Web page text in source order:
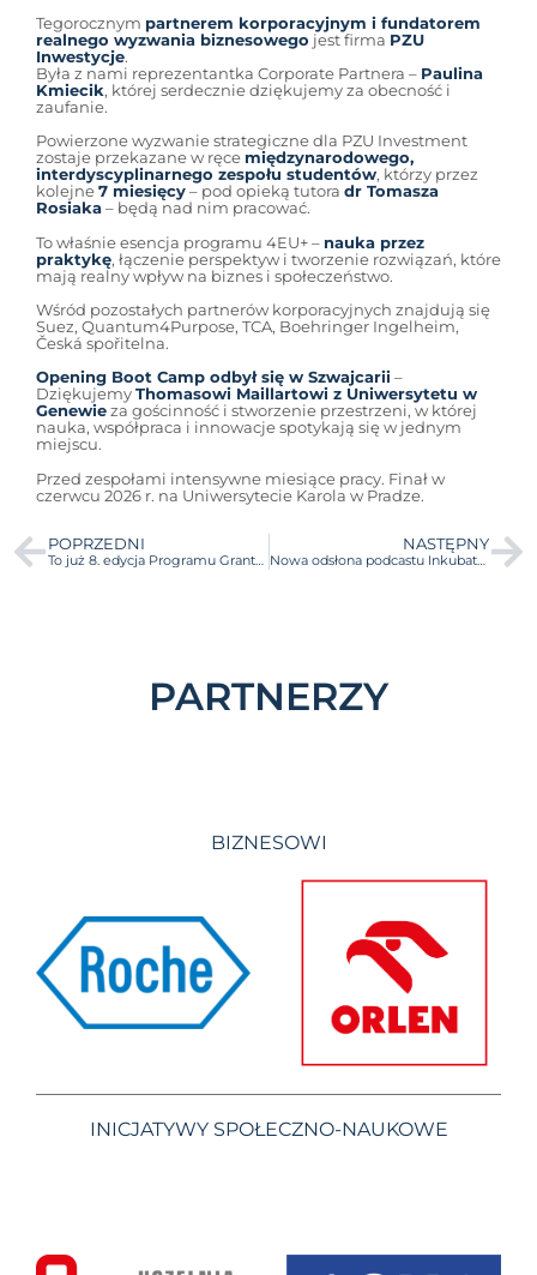
Tegorocznym partnerem korporacyjnym i fundatorem
realnego wyzwania biznesowego jest firma PZU
Inwestycje.
Była z nami reprezentantka Corporate Partnera – Paulina
Kmiecik, której serdecznie dziękujemy za obecność i
zaufanie.
Powierzone wyzwanie strategiczne dla PZU Investment
zostaje przekazane w ręce międzynarodowego,
interdyscyplinarnego zespołu studentów, którzy przez
kolejne 7 miesięcy – pod opieką tutora dr Tomasza
Rosiaka – będą nad nim pracować.
To właśnie esencja programu 4EU+ – nauka przez
praktykę, łączenie perspektyw i tworzenie rozwiązań, które
mają realny wpływ na biznes i społeczeństwo.
Wśród pozostałych partnerów korporacyjnych znajdują się
Suez, Quantum4Purpose, TCA, Boehringer Ingelheim,
Česká spořitelna.
Opening Boot Camp odbył się w Szwajcarii –
Dziękujemy Thomasowi Maillartowi z Uniwersytetu w
Genewie za gościnność i stworzenie przestrzeni, w której
nauka, współpraca i innowacje spotykają się w jednym
miejscu.
Przed zespołami intensywne miesiące pracy. Finał w
czerwcu 2026 r. na Uniwersytecie Karola w Pradze.
POPRZEDNI
To już 8. edycja Programu Grantowego Laboratorium Pomysłów – i jednocześnie ostatnia w tym roku. Zgłoś się!
NASTĘPNY
Nowa odsłona podcastu Inkubatora UW „UWażnie o przedsiębiorczości”!
PARTNERZY
BIZNESOWI
INICJATYWY SPOŁECZNO-NAUKOWE